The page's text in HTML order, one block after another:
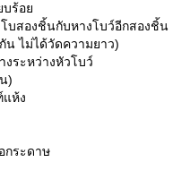
บร้อ
บสองชิ้นกับหางโบว์อีกสองชิ้น
น ไม่ได้วัดความยาว)
งระหว่างหัวโบว์
)
ห้ง
กระดาษ